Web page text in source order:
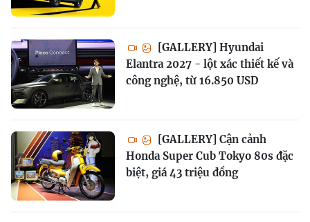
[GALLERY] Hyundai
Elantra 2027 - lột xác thiết kế và
công nghệ, từ 16.850 USD
[GALLERY] Cận cảnh
Honda Super Cub Tokyo 80s đặc
biệt, giá 43 triệu đồng